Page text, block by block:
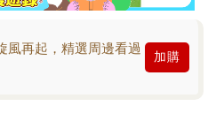
再起，精選周邊看過
加購